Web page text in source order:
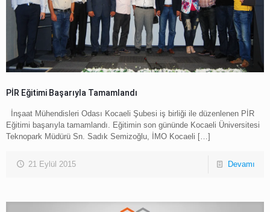
PİR Eğitimi Başarıyla Tamamlandı
İnşaat Mühendisleri Odası Kocaeli Şubesi iş birliği ile düzenlenen PİR
Eğitimi başarıyla tamamlandı. Eğitimin son gününde Kocaeli Üniversitesi
Teknopark Müdürü Sn. Sadık Semizoğlu, İMO Kocaeli […]
21 Eylül 2015 Devamı